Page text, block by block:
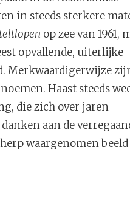
in steeds sterkere
op zee van 1961,
opvallende, uiterlijke
Merkwaardigerwijze
Haast steeds
die zich over jaren
aan de
waargenomen beeld